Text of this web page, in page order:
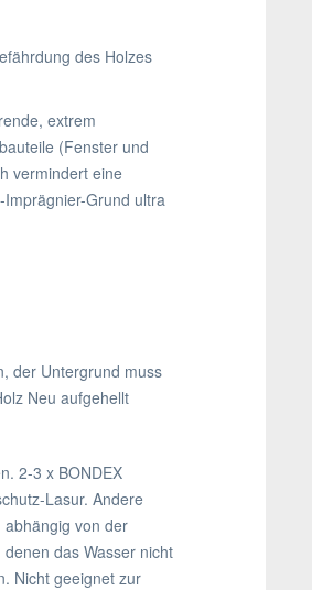
des Holzes
extrem
(Fenster und
vermindert eine
Grund ultra
der Untergrund muss
Neu aufgehellt
2-3 x BONDEX
Lasur. Andere
abhängig von der
das Wasser nicht
Nicht geeignet zur